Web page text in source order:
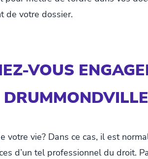
de votre dossier.
VOUS
votre vie? Dans ce cas, il est
d’un tel professionnel du droit.